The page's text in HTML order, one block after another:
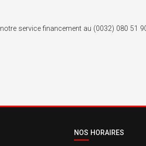
service financement au (0032) 080 51
NOS HORAIRES